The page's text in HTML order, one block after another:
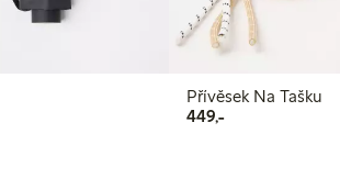
Kč
Přívěsek Na Tašku
449,-449,00 Kč